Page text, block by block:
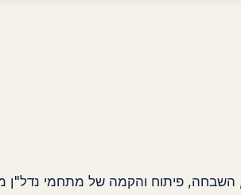
השבחה, פיתוח והקמה של מתחמי נדל"ן